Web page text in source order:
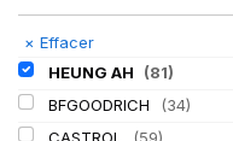
× Effacer
HEUNG AH
(81)
BFGOODRICH
(34)